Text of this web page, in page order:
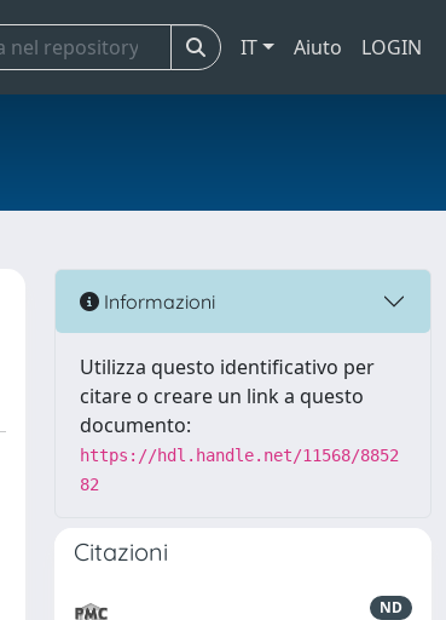
IT Aiuto LOGIN
Informazioni
Utilizza questo identificativo per
citare o creare un link a questo
documento:
https://hdl.handle.net/11568/8852
82
Citazioni
ND